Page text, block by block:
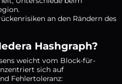
an den Rändern des
Hashgraph?
weicht vom Block-für-
sich auf
Fehlertoleranz: